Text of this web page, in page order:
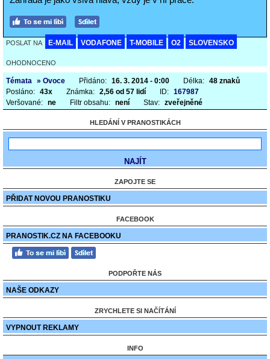
POSLAT NA E-MAIL VODAFONE T-MOBILE O2 SLOVENSKO
OHODNOCENO
Témata » Ovoce Přidáno: 16. 3. 2014 - 0:00 Délka: 48 znaků
Posláno: 43x Známka: 2,56 od 57 lidí ID: 167987
Veršované: ne Filtr obsahu: není Stav: zveřejněné
HLEDÁNÍ V PRANOSTIKÁCH
ZAPOJTE SE
PŘIDAT NOVOU PRANOSTIKU
FACEBOOK
PRANOSTIK.CZ NA FACEBOOKU
PODPOŘTE NÁS
NAŠE ODKAZY
ZRYCHLETE SI NAČÍTÁNÍ
VYPNOUT REKLAMY
INFO